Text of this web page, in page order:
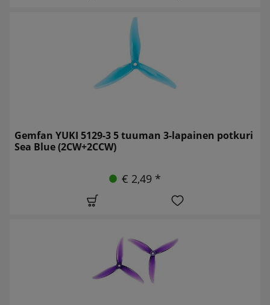
Gemfan YUKI 5129-3 5 tuuman 3-lapainen potkuri
Sea Blue (2CW+2CCW)
€ 2,49 *